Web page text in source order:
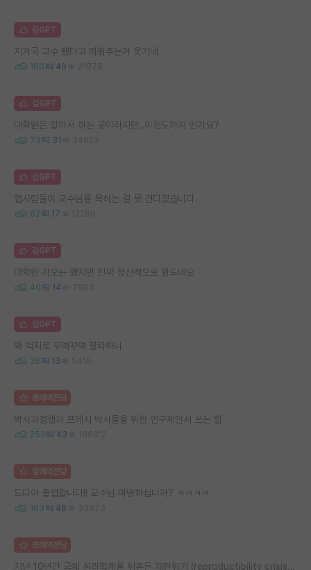
김GPT
지거국 교수 됐다고 띄워주는거 웃기네
160 49 21978
김GPT
대학원은 알아서 하는 곳이라지만..이정도까지 인가요?
73 31 34823
김GPT
랩사람들이 교수님을 욕하는 걸 못 견디겠습니다.
62 17 12280
김GPT
대학원 각오는 했지만 진짜 정신적으로 힘드네요
40 14 7903
김GPT
왜 억지로 꾸역꾸역 할라하니
26 13 5415
명예의전당
박사과정생과 프레시 박사들을 위한 연구제안서 쓰는 팁
252 43 106012
명예의전당
드디어 졸업합니다!! 교수님 마땅하십니까? ㅋㅋㅋㅋ
163 48 33873
명예의전당
지난 10년간 국제 심리학계를 뒤흔든 재현위기 (reproductibility crisis) 요약 (1편)